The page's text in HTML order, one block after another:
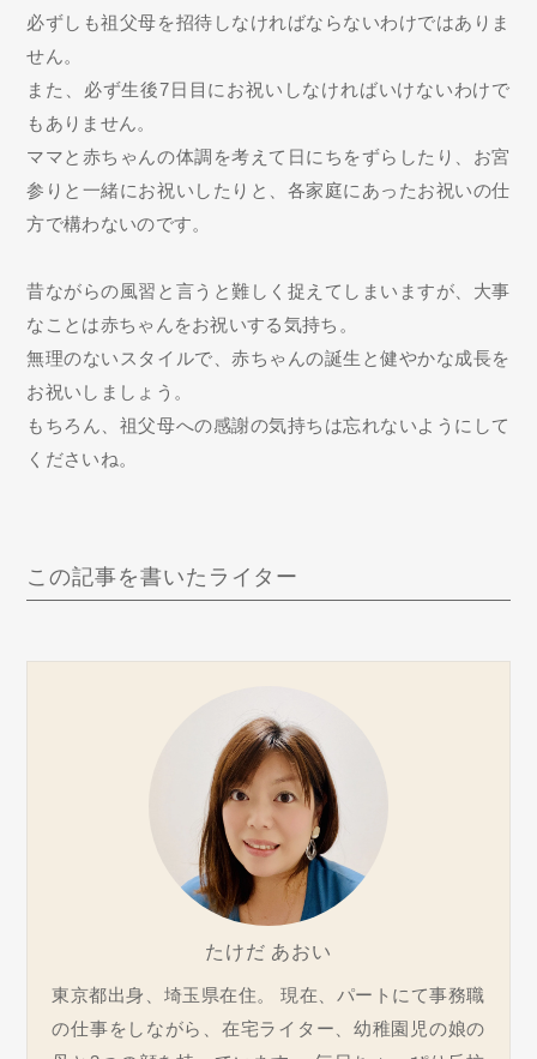
必ずしも祖父母を招待しなければならないわけではありま
せん。
また、必ず生後7日目にお祝いしなければいけないわけで
もありません。
ママと赤ちゃんの体調を考えて日にちをずらしたり、お宮
参りと一緒にお祝いしたりと、各家庭にあったお祝いの仕
方で構わないのです。
昔ながらの風習と言うと難しく捉えてしまいますが、大事
なことは赤ちゃんをお祝いする気持ち。
無理のないスタイルで、赤ちゃんの誕生と健やかな成長を
お祝いしましょう。
もちろん、祖父母への感謝の気持ちは忘れないようにして
くださいね。
この記事を書いたライター
たけだ あおい
東京都出身、埼玉県在住。 現在、パートにて事務職
の仕事をしながら、在宅ライター、幼稚園児の娘の